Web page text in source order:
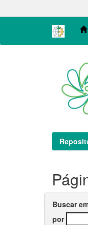
navigation
Buscar
por